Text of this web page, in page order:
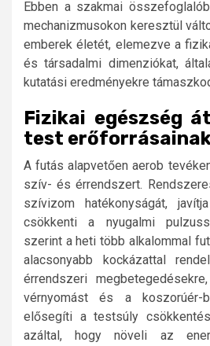
Ebben a szakmai
mechanizmusokon keresztül
emberek életét, elemezve a
és társadalmi dimenziókat,
kutatási eredményekre
Fizikai egészség
test
A futás alapvetően aerob
szív- és érrendszert.
szívizom hatékonyságát,
csökkenti a nyugalmi
szerint a heti több alkalommal
alacsonyabb kockázattal
érrendszeri
vérnyomást és a koszorúér-
elősegíti a testsúly
azáltal, hogy növeli az